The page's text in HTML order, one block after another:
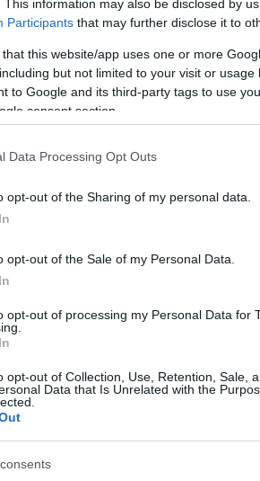
This information may also be disclosed by
Participants that may further disclose it to
that this website/app uses one or more
but not limited to your visit or
to Google and its third-party tags to use
consent section.
Data Processing Opt Outs
opt-out of the Sharing of my personal data.
opt-out of the Sale of my Personal Data.
opt-out of processing my Personal Data for
opt-out of Collection, Use, Retention, Sale,
Data that Is Unrelated with the
κρούσματαμηνιγγίτιδαςδίνει ο
,
του Πανεπιστημιακού